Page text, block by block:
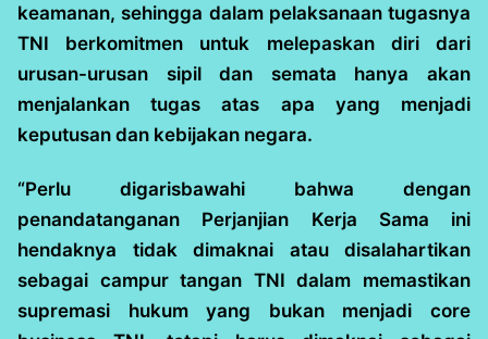
keamanan, sehingga dalam pelaksanaan tugasnya
TNI berkomitmen untuk melepaskan diri dari
urusan-urusan sipil dan semata hanya akan
menjalankan tugas atas apa yang menjadi
keputusan dan kebijakan negara.
“Perlu digarisbawahi bahwa dengan
penandatanganan Perjanjian Kerja Sama ini
hendaknya tidak dimaknai atau disalahartikan
sebagai campur tangan TNI dalam memastikan
supremasi hukum yang bukan menjadi core